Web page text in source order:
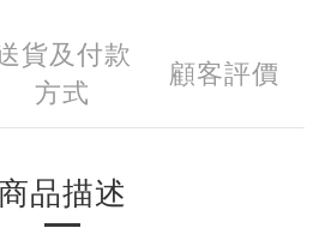
貨及付款
方式
顧客評價
品描述